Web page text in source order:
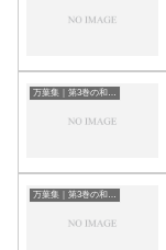
万葉集｜第3巻の和歌一覧
万葉集｜第3巻の和歌一覧